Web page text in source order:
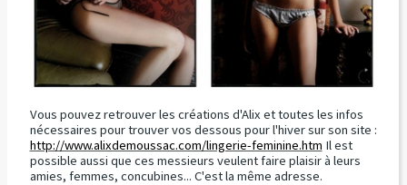
Vous pouvez retrouver les créations d'Alix et toutes les infos
nécessaires pour trouver vos dessous pour l'hiver sur son site :
http://www.alixdemoussac.com/lingerie-feminine.htm Il est
possible aussi que ces messieurs veulent faire plaisir à leurs
amies, femmes, concubines... C'est la même adresse.